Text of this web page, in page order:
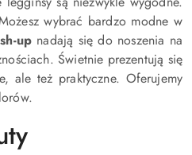
wybrać bardzo modne w
upnadają się do noszenia na
Świetnie prezentują się
ale też praktyczne. Oferujemy